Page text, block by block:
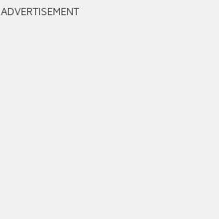
ADVERTISEMENT